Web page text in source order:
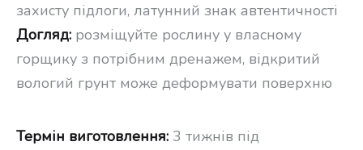
захисту підлоги, латунний знак автентичності
Догляд: розміщуйте рослину у власному
горщику з потрібним дренажем, відкритий
вологий грунт може деформувати поверхню
Термін виготовлення: 3 тижнів під